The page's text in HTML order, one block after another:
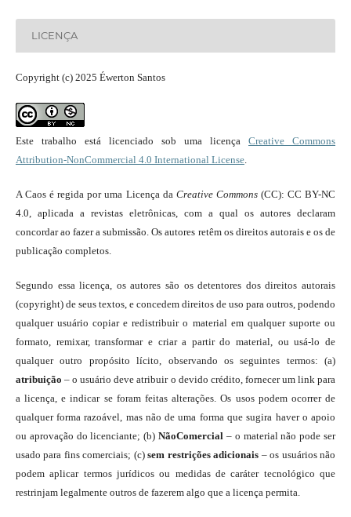
LICENÇA
Copyright (c) 2025 Éwerton Santos
Este trabalho está licenciado sob uma licençaCreative Commons
Attribution-NonCommercial 4.0 International License.
A Caos é regida por uma Licença da Creative Commons(CC): CC BY-NC
4.0, aplicada a revistas eletrônicas, com a qual os autores declaram
concordar ao fazer a submissão. Os autores retêm os direitos autorais e os de
publicação completos.
Segundo essa licença, os autores são os detentores dos direitos autorais
(copyright) de seus textos, e concedem direitos de uso para outros, podendo
qualquer usuário copiar e redistribuir o material em qualquer suporte ou
formato, remixar, transformar e criar a partir do material, ou usá-lo de
qualquer outro propósito lícito, observando os seguintes termos: (a)
atribuição – o usuário deve atribuir o devido crédito, fornecer um link para
a licença, e indicar se foram feitas alterações. Os usos podem ocorrer de
qualquer forma razoável, mas não de uma forma que sugira haver o apoio
ou aprovação do licenciante; (b)NãoComercial – o material não pode ser
usado para fins comerciais; (c)sem restrições adicionais – os usuários não
podem aplicar termos jurídicos ou medidas de caráter tecnológico que
restrinjam legalmente outros de fazerem algo que a licença permita.